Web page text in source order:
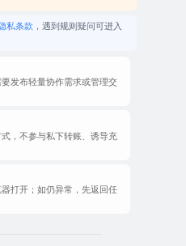
私条款 ，遇到规则疑问可进入
发布轻量协作需求或管理交
，不参与私下转账、诱导充
打开；如仍异常，先返回任